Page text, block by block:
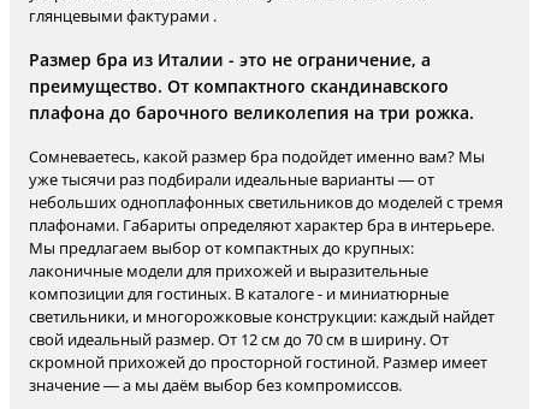
глянцевыми фактурами .
Размер бра из Италии - это не ограничение, а
преимущество. От компактного скандинавского
плафона до барочного великолепия на три рожка.
Сомневаетесь, какой размер бра подойдет именно вам? Мы
уже тысячи раз подбирали идеальные варианты — от
небольших одноплафонных светильников до моделей с тремя
плафонами. Габариты определяют характер бра в интерьере.
Мы предлагаем выбор от компактных до крупных:
лаконичные модели для прихожей и выразительные
композиции для гостиных. В каталоге - и миниатюрные
светильники, и многорожковые конструкции: каждый найдет
свой идеальный размер. От 12 см до 70 см в ширину. От
скромной прихожей до просторной гостиной. Размер имеет
значение — а мы даём выбор без компромиссов.